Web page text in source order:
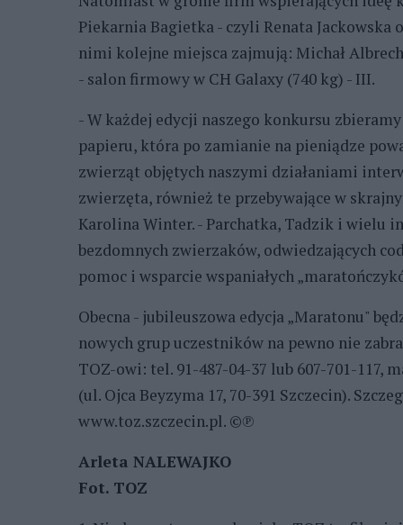
Piekarnia Bagietka - czyli Renata Jackowska
nimi kolejne miejsca zajmują: Michał
- salon firmowy w CH Galaxy (740 kg) - III.
- W każdej edycji naszego konkursu
papieru, która po zamianie na pieniądze
zwierząt objętych naszymi działaniami
zwierzęta, również te przebywające w
Karolina Winter. - Parchatka, Tadzik i wielu
bezdomnych zwierzaków, odwiedzających
pomoc i wsparcie wspaniałych
Obecna - jubileuszowa edycja „Maratonu"
nowych grup uczestników na pewno nie
TOZ-owi: tel. 91-487-04-37 lub 607-701-
(ul. Ojca Beyzyma 17, 70-391 Szczecin).
www.toz.szczecin.pl. ©℗
Arleta NALEWAJKO
Fot. TOZ